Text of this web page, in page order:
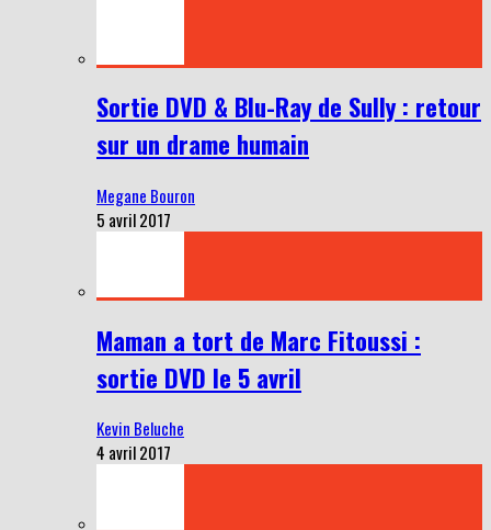
Sortie DVD & Blu-Ray de Sully : retour
sur un drame humain
Megane Bouron
5 avril 2017
Maman a tort de Marc Fitoussi :
sortie DVD le 5 avril
Kevin Beluche
4 avril 2017